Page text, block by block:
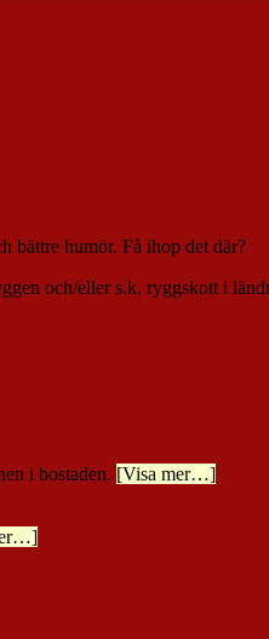
bättre humör. Få ihop det där?
och/eller s.k. ryggskott i
i bostaden. [Visa mer…]